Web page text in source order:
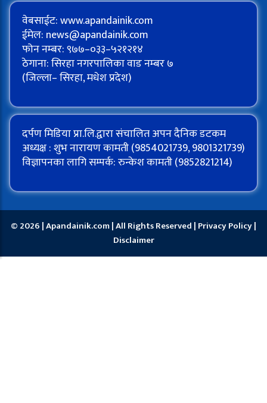
वेबसाईट: www.apandainik.com
ईमेल: news@apandainik.com
फोन नम्बर: ९७७–०३३–५२१२१४
ठेगाना: सिरहा नगरपालिका वाड नम्बर ७
(जिल्ला– सिरहा, मधेश प्रदेश)
दर्पण मिडिया प्रा.लि.द्वारा संचालित अपन दैनिक डटकम
अध्यक्ष : शुभ नारायण कामती (9854021739, 9801321739)
विज्ञापनका लागि सम्पर्क: रुन्केश कामती (9852821214)
© 2026 | Apandainik.com | All Rights Reserved | Privacy Policy|
Disclaimer